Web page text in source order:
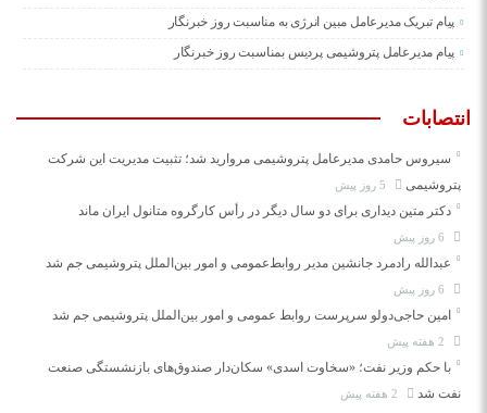
پیام تبریک مدیرعامل مبین انرژی به مناسبت روز خبرنگار
پیام مدیرعامل پتروشیمی پردیس بمناسبت روز خبرنگار
انتصابات
سیروس حامدی مدیرعامل پتروشیمی مروارید شد؛ تثبیت مدیریت این شرکت
پتروشیمی
دکتر متین دیداری برای دو سال دیگر در رأس کارگروه متانول ایران ماند
عبدالله رادمرد جانشین مدیر روابط‌عمومی و امور بین‌الملل پتروشیمی جم شد
امین حاجی‌دولو سرپرست روابط عمومی و امور بین‌الملل پتروشیمی جم شد
با حکم وزیر نفت؛ «سخاوت اسدی» سکان‌دار صندوق‌های بازنشستگی صنعت
نفت شد